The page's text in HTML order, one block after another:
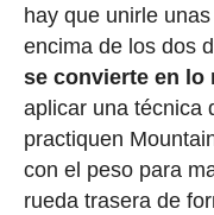
hay que unirle
encima de los dos
se convierte en lo
aplicar una técnica
practiquen
con el peso para
rueda trasera de